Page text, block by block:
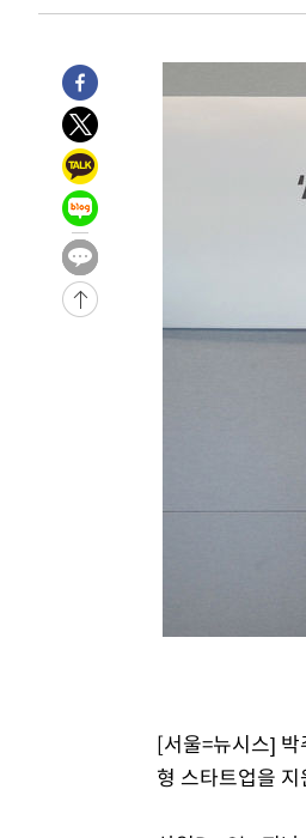
-3804초 전 >11시간 압수수색에 성
태 후임
13분 전 >
-30057초 전 >
하향수정 (2보)
-29505초 전 >
[속보] 미 사업체, 일
-25368초 전 >
[속보]이 대통령 "부동
실천"
-24453초 전 >
이란, "오만과 '중앙
운드는 임시"
-16021초 전 >
"낮 기온 소폭 하락"…
-15985초 전 >
[속보]이 대통령, '호우
선포
-15948초 전 >
[단독]중수청 지원 검
낮 최고 37도 찜통더
SK하이닉스, 용인·
여자배구 이재영·이다
외국인 심판 성 접대 7
[속보]코스닥, 2.86포
[속보]코스피, 6200선
[속보]원·달러 환율,
[속보] 노원서 40.1도
[속보]종합특검, '계엄
[속보]국힘 윤리위, '돌려차
[서울=뉴시스]
형 스타트업을